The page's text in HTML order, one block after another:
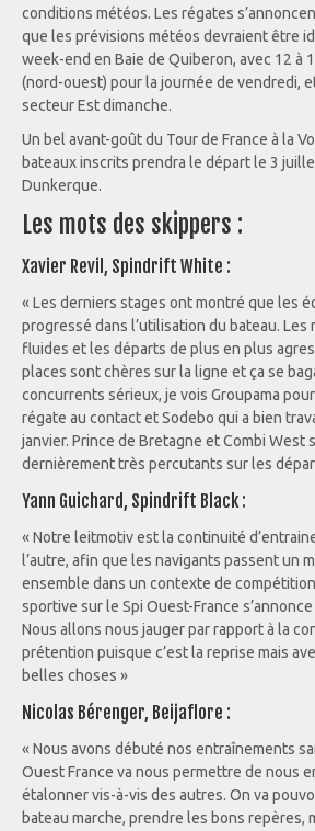
conditions météos. Les régates
que les prévisions météos devraient être
week-end en Baie de Quiberon, avec 12 à
(nord-ouest) pour la journée de vendredi,
secteur Est dimanche.
Un bel avant-goût du Tour de France à la
bateaux inscrits prendra le départ le 3
Dunkerque.
Les mots des skippers :
Xavier Revil, Spindrift White :
« Les derniers stages ont montré que les
progressé dans l’utilisation du bateau.
fluides et les départs de plus en plus
places sont chères sur la ligne et ça se
concurrents sérieux, je vois Groupama
régate au contact et Sodebo qui a bien
janvier. Prince de Bretagne et Combi West
dernièrement très percutants sur les
Yann Guichard, Spindrift Black :
« Notre leitmotiv est la continuité
l’autre, afin que les navigants passent un
ensemble dans un contexte de
sportive sur le Spi Ouest-France
Nous allons nous jauger par rapport à la
prétention puisque c’est la reprise mais
belles choses »
Nicolas Bérenger, Beijaflore :
« Nous avons débuté nos entraînements
Ouest France va nous permettre de nous
étalonner vis-à-vis des autres. On va
bateau marche, prendre les bons repères,